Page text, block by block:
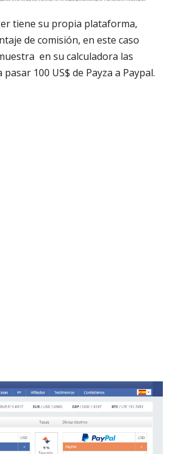
tiene su propia plataforma,
de comisión, en este caso
en su calculadora las
100 US$ de Payza a Paypal.